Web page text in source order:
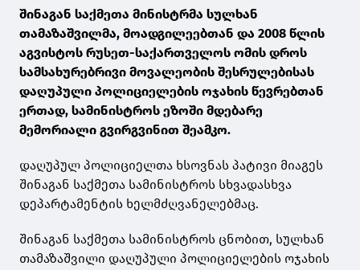
შინაგან საქმეთა მინისტრმა სულხან
თამაზაშვილმა, მოადგილეებთან და 2008 წლის
აგვისტოს რუსეთ-საქართველოს ომის დროს
სამსახურებრივი მოვალეობის შესრულებისას
დაღუპული პოლიციელების ოჯახის წევრებთან
ერთად, სამინისტროს ეზოში მდებარე
მემორიალი გვირგვინით შეამკო.
დაღუპულ პოლიციელთა ხსოვნას პატივი მიაგეს
შინაგან საქმეთა სამინისტროს სხვადასხვა
დეპარტამენტის ხელმძღვანელებმაც.
შინაგან საქმეთა სამინისტროს ცნობით, სულხან
თამაზაშვილი დაღუპული პოლიციელების ოჯახის